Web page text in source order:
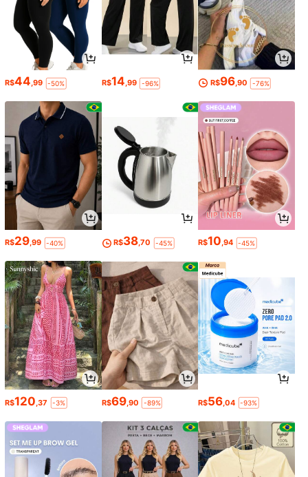
R$44,99 -50% R$14,99 -96% R$96,90 -76%
R$29,99 -40% R$38,70 -45% R$10,94 -45%
R$120 ,37 -3% R$69,90 -89% R$56 ,04 -93%